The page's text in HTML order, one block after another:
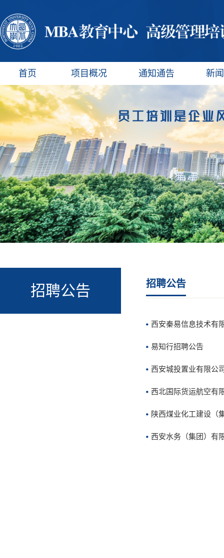
首页 项目概况 通知通告 新
招聘公告 招聘公告
西安秦易信息技术有
易知行招聘公告
西安城投置业有限公
西北国际货运航空有
陕西煤业化工建设（
西安水务（集团）有